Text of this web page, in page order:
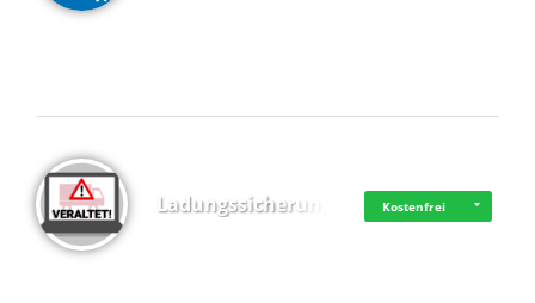
Ladungssicherung Kostenfrei